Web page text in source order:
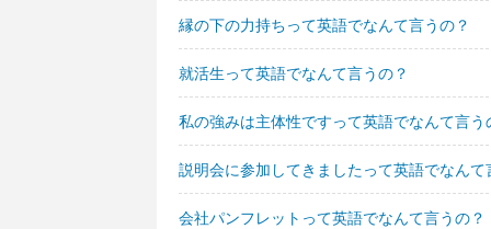
縁の下の力持ちって英語でなんて言うの？
就活生って英語でなんて言うの？
私の強みは主体性ですって英語でなんて言う
説明会に参加してきましたって英語でなんて
会社パンフレットって英語でなんて言うの？